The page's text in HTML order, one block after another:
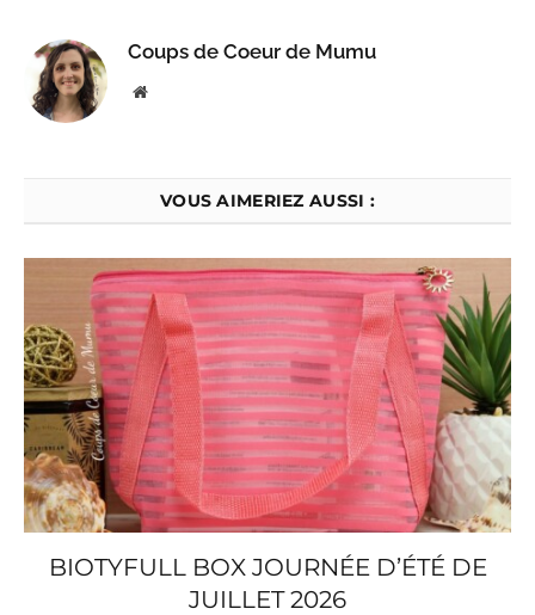
Coups de Coeur de Mumu
Website
VOUS AIMERIEZ AUSSI :
BIOTYFULL BOX JOURNÉE D’ÉTÉ DE
JUILLET 2026